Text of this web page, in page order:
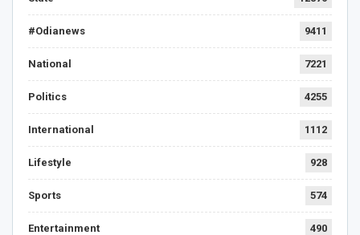
#Odianews 9411
National 7221
Politics 4255
International 1112
Lifestyle 928
Sports 574
Entertainment 490